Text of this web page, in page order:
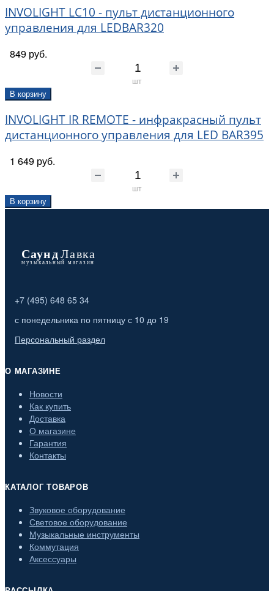
INVOLIGHT LC10 - пульт дистанционного
управления для LEDBAR320
849 руб.
шт
В корзину
INVOLIGHT IR REMOTE - инфракрасный пульт
дистанционного управления для LED BAR395
1 649 руб.
шт
В корзину
+7 (495) 648 65 34
с понедельника по пятницу с 10 до 19
Персональный раздел
О МАГАЗИНЕ
Новости
Как купить
Доставка
О магазине
Гарантия
Контакты
КАТАЛОГ ТОВАРОВ
Звуковое оборудование
Световое оборудование
Музыкальные инструменты
Коммутация
Аксессуары